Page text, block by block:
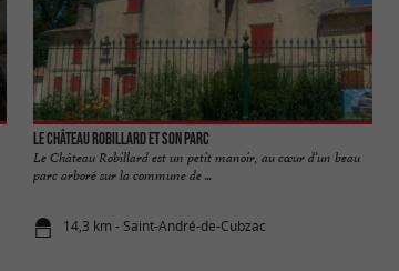
Le Château Robillard et son parc
Le Château Robillard est un petit manoir, au cœur d’un beau
parc arboré sur la commune de ...
14,3 km - Saint-André-de-Cubzac